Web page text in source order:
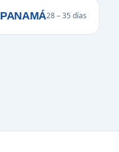
PANAMÁ28 – 35 días